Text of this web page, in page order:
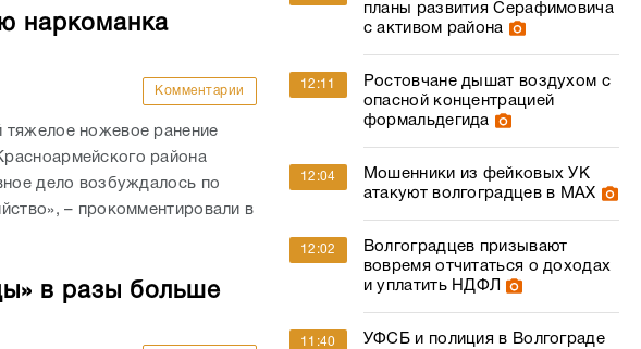
наркоманка
Комментарии
тяжелое ножевое ранение
района
дело возбуждалось по
– прокомментировали в
в разы больше
планы развития Серафимовича
с активом района
12:11
Ростовчане дышат воздухом с
опасной концентрацией
формальдегида
12:04
Мошенники из фейковых УК
атакуют волгоградцев в МАХ
12:02
Волгоградцев призывают
вовремя отчитаться о доходах
и уплатить НДФЛ
11:40
УФСБ и полиция в Волгограде